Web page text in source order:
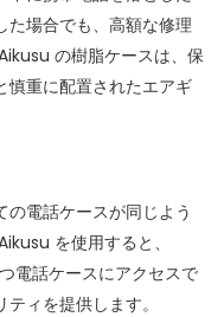
た場合でも、高額な修理
の樹脂ケースは、保
慎重に配置されたエアギ
電話ケースが同じよう
を使用すると、
電話ケースにアクセスで
ィを提供します。